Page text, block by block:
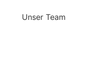
Unser Team